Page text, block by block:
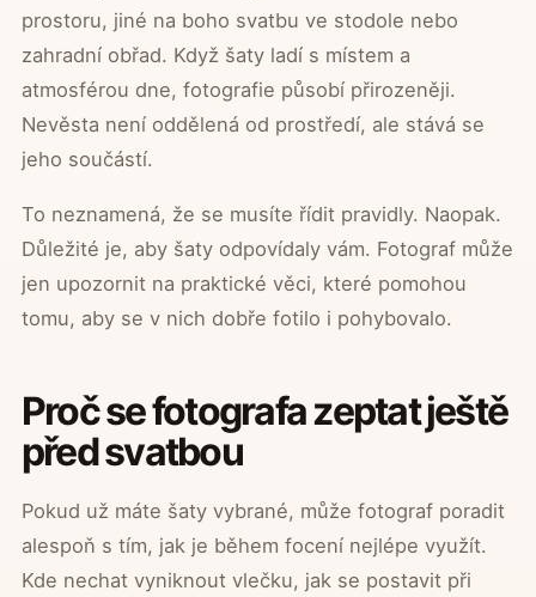
prostoru, jiné na boho svatbu ve stodole nebo
zahradní obřad. Když šaty ladí s místem a
atmosférou dne, fotografie působí přirozeněji.
Nevěsta není oddělená od prostředí, ale stává se
jeho součástí.
To neznamená, že se musíte řídit pravidly. Naopak.
Důležité je, aby šaty odpovídaly vám. Fotograf může
jen upozornit na praktické věci, které pomohou
tomu, aby se v nich dobře fotilo i pohybovalo.
Proč se fotografa zeptat ještě
před svatbou
Pokud už máte šaty vybrané, může fotograf poradit
alespoň s tím, jak je během focení nejlépe využít.
Kde nechat vyniknout vlečku, jak se postavit při